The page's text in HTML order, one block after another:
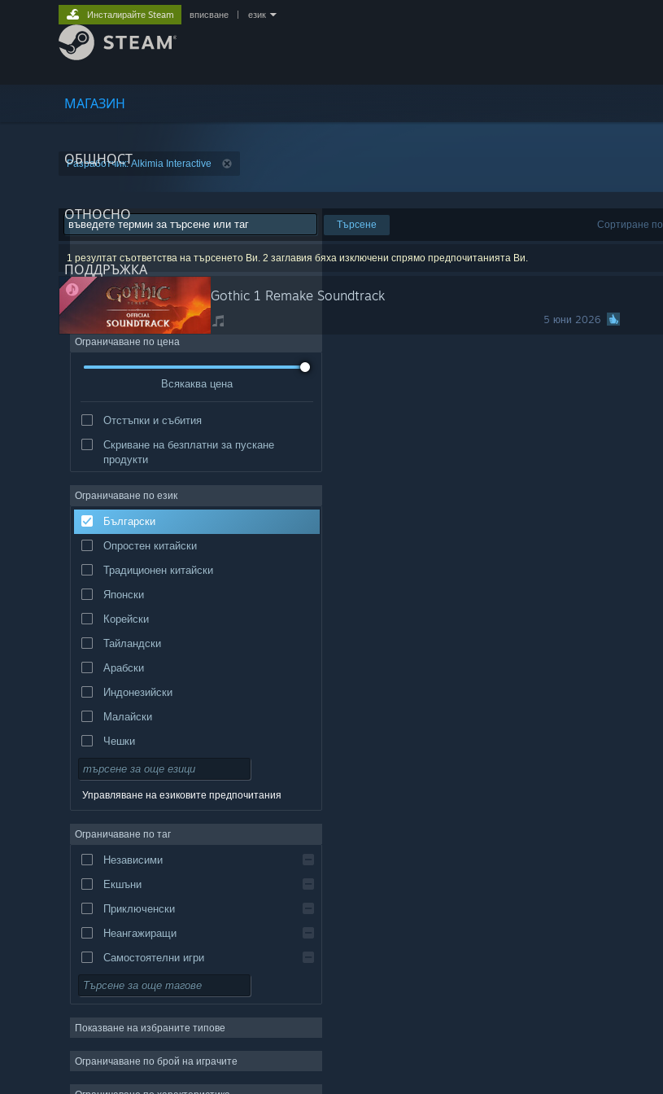
МАГАЗИН
ОБЩНОСТ
ОТНОСНО
ПОДДРЪЖКА
Инсталирайте Steam вписване език
Разработчик: Alkimia Interactive
Сортиране по
Търсене
1 резултат съответства на търсенето Ви. 2 заглавия бяха изключени спрямо предпочитанията Ви.
Gothic 1 Remake Soundtrack
5 юни 2026
Ограничаване по цена
Всякаква цена
Отстъпки и събития
Скриване на безплатни за пускане
продукти
Ограничаване по език
Български
Опростен китайски
Традиционен китайски
Японски
Корейски
Тайландски
Арабски
Индонезийски
Малайски
Чешки
Датски
Испански — Испания
Испански — Латинска Америка
Гръцки
Управляване на езиковите предпочитания
Ограничаване по таг
Независими
Екшъни
Приключенски
Неангажиращи
Самостоятелни игри
Симулации
Стратегии
Двуизмерни
Показване на избраните типове
Ограничаване по брой на играчите